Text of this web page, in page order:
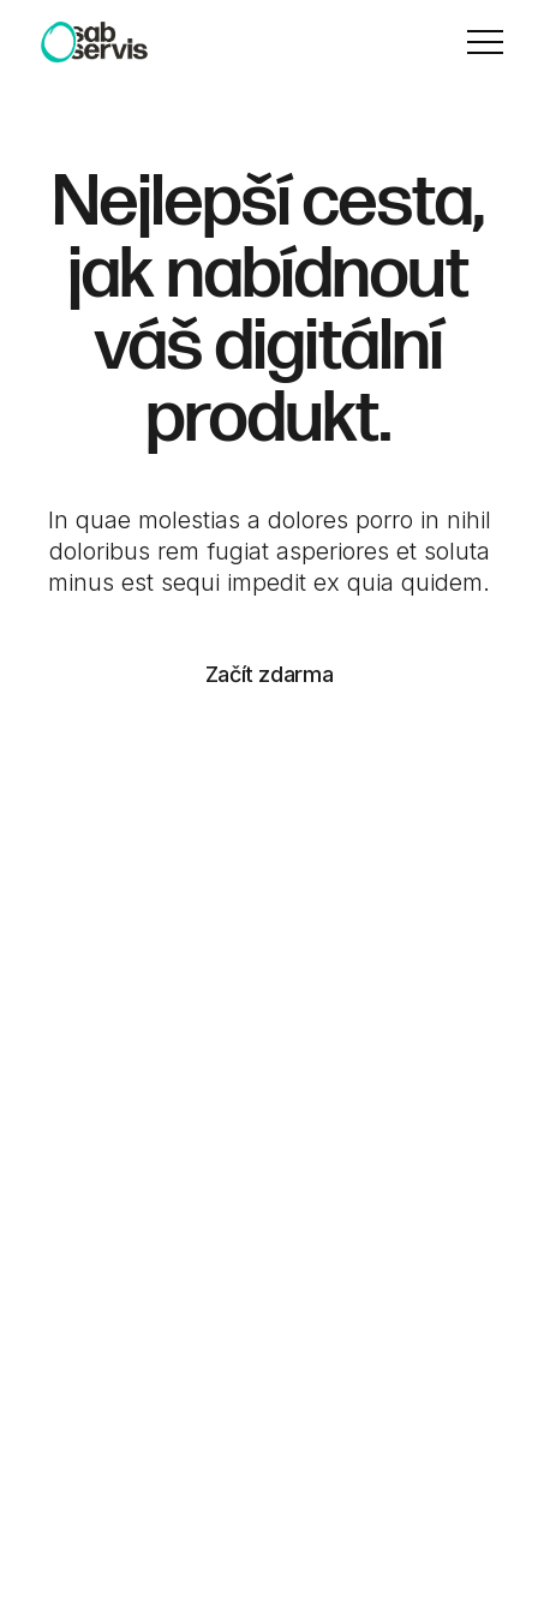
Menu
Nejlepší cesta,
jak nabídnout
váš digitální
produkt.
In quae molestias a dolores porro in nihil
doloribus rem fugiat asperiores et soluta
minus est sequi impedit ex quia quidem.
Začít zdarma